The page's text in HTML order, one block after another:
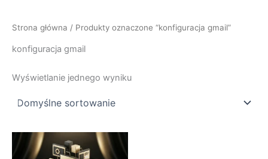
Strona główna / Produkty oznaczone “konfiguracja gmail”
konfiguracja gmail
Wyświetlanie jednego wyniku